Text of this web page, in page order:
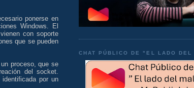
ponerse en
Windows. El
con soporte
que se pueden
proceso, que se
del socket.
por un
CHAT PÚBLICO DE "EL LADO DEL